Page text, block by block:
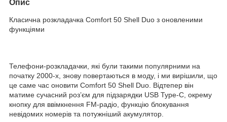
Опис
Класична розкладачка Comfort 50 Shell Duo з оновленими
функціями
Телефони-розкладачки, які були такими популярними на
початку 2000-х, знову повертаються в моду, і ми вирішили, що
це саме час оновити Comfort 50 Shell Duo. Відтепер він
матиме сучасний роз’єм для підзарядки USB Type-C, окрему
кнопку для ввімкнення FM-радіо, функцію блокування
невідомих номерів та потужніший акумулятор.